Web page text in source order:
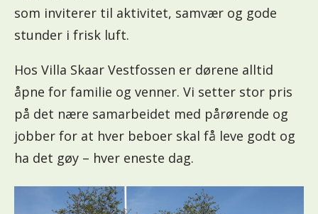
som inviterer til aktivitet, samvær og gode
stunder i frisk luft.
Hos Villa Skaar Vestfossen er dørene alltid
åpne for familie og venner. Vi setter stor pris
på det nære samarbeidet med pårørende og
jobber for at hver beboer skal få leve godt og
ha det gøy – hver eneste dag.